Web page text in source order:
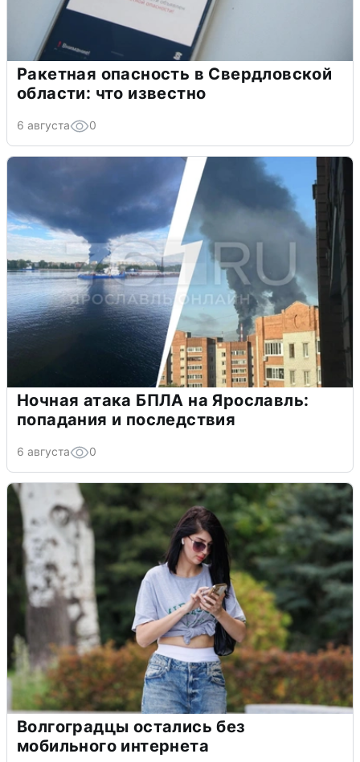
Ракетная опасность в Свердловской
области: что известно
6 августа 0
Ночная атака БПЛА на Ярославль:
попадания и последствия
6 августа 0
Волгоградцы остались без
мобильного интернета